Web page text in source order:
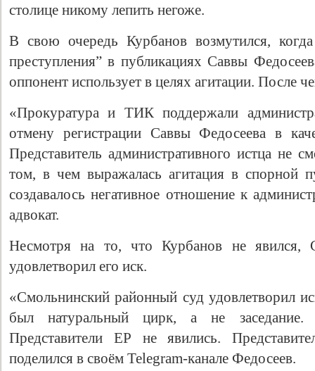
столице никому лепить негоже.
В свою очередь Курбанов возмутился,
преступления” в публикациях Саввы
оппонент использует в целях агитации. После
«Прокуратура и ТИК поддержали
отмену регистрации Саввы Федосеева в
Представитель административного истца не
том, в чем выражалась агитация в спорной
создавалось негативное отношение к
адвокат.
Несмотря на то, что Курбанов не явился,
удовлетворил его иск.
«Смольнинский районный суд удовлетворил
был натуральный цирк, а не
Представители ЕР не явились.
поделился в своём Telegram-канале Федосеев.